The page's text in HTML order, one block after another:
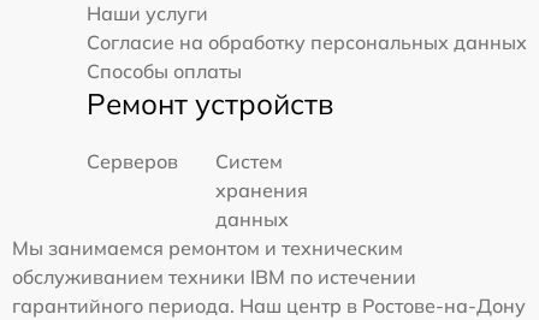
Наши услуги
Согласие на обработку персональных данных
Способы оплаты
Ремонт устройств
Серверов
Систем
хранения
данных
Мы занимаемся ремонтом и техническим
обслуживанием техники IBM по истечении
гарантийного периода. Наш центр в Ростове-на-Дону